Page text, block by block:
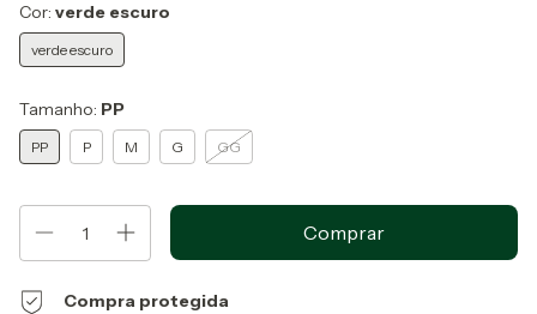
Cor: verde escuro
verde escuro
Tamanho: PP
PP P M G GG
Compra protegida